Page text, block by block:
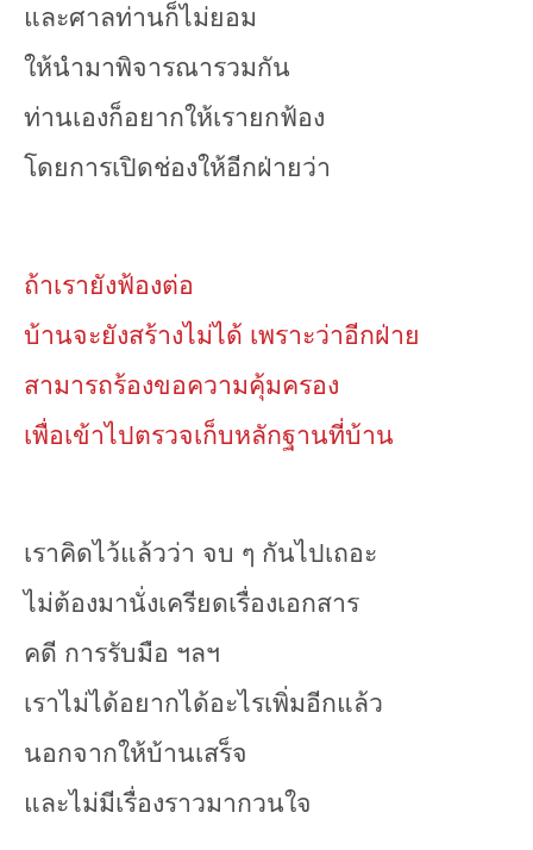
และศาลท่านก็ไม่ยอม
ให้นำมาพิจารณารวมกัน
ท่านเองก็อยากให้เรายกฟ้อง
โดยการเปิดช่องให้อีกฝ่ายว่า
ถ้าเรายังฟ้องต่อ
บ้านจะยังสร้างไม่ได้ เพราะว่าอีกฝ่าย
สามารถร้องขอความคุ้มครอง
เพื่อเข้าไปตรวจเก็บหลักฐานที่บ้าน
เราคิดไว้แล้วว่า จบ ๆ กันไปเถอะ
ไม่ต้องมานั่งเครียดเรื่องเอกสาร
คดี การรับมือ ฯลฯ
เราไม่ได้อยากได้อะไรเพิ่มอีกแล้ว
นอกจากให้บ้านเสร็จ
และไม่มีเรื่องราวมากวนใจ